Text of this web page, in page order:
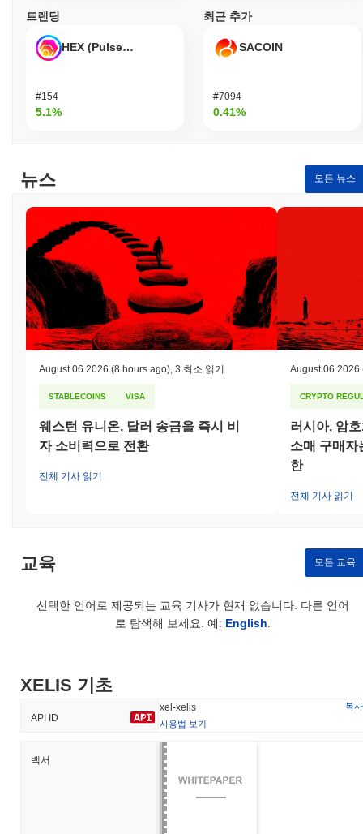
모델은 참여자가 토큰을 스테이킹하여 검증자가 될 수 있도록 하여
증 및 데이터 무결성을 보장하기 위해 타원 곡선 디지털 서명 알고
리즘(ECDSA)과 같은 고급 암호화 기술을 활용합니다. 검증자에
또한, 이 프로토콜은 악의적인 행동이나 거래를 올바르게 검증하지
못한 경우에 대한 처벌 메커니즘을 포함하여 사기나 태만 시도를
더욱 높여 잠재적인 취약점이나 공격에 대해 강력하게 유지되도록
합니다.
XELIS는 어떤 논란이나 위험에 직면했나요?
XELIS는 주로 기술적 취약성과 시장 변동성과 관련된 몇 가지 위
험에 직면했습니다. 2023년 초, 이 프로젝트는 사용자 자금에 일시
적으로 영향을 미친 스마트 계약 취약점과 관련된 경미한 보안 사
건을 보고했습니다. 개발 팀은 영향을 받은 계약에 대한 패치를 구
현하고 추가 취약점을 식별하고 수정하기 위해 철저한 감사를 수행
하여 신속하게 대응했습니다. 또한, 잠재적인 문제를 보고하도록
커뮤니티 구성원에게 인센티브를 제공하는 버그 바운티 프로그램
법적 환경에서 운영되고 있으며, 이는 다양한 관할권에 대한 준수
다. XELIS에 대한 지속적인 위험에는 시장 변동성과 블록체인 기
술과 관련된 고유한 기술적 위험이 포함되며, 이는 잠재적인 미래
의 취약점이나 거버넌스 분쟁을 포함합니다. 팀은 정기적인 감사,
커뮤니티 참여 및 보안을 강화하고 사용자 신뢰를 높이기 위한 적
XELIS (XEL)는 어디에서 구매할 수 있나요?
XELIS (XEL)는 centralized 암호화폐 거래소에서 널리 이용할 수
있습니다. 가장 활발한 플랫폼은
CoinEx 이며,XEL/USDT
거래 쌍
은 24시간 거래량이$2,638.79이상을 기록했습니다. 다른 거래소
XELIS의 현재 일일 거래량은 얼마인가요?
지난 24시간 동안 XELIS의 거래량은
112.27%
증가를 보여줍니다. 이는 거래 활동의 단기적인 증가를
XELIS의 가격 범위 기록은 무엇인가요?
$0.190904
트렌딩
HEX (Pulsechain)
#154
5.1%
최근 추가
SACOIN
#7094
0.41%
뉴스 모든 뉴스
August 06 2026 (8 hours ago) 3 최소 읽기
STABLECOINS VISA
웨스턴 유니온, 달러 송금을 즉시 비
자 소비력으로 전환
전체 기사 읽기
August 06 2026
CRYPTO
러시아, 암
소매 구매자
한
전체 기사 읽기
교육 모든 교육
선택한 언어로 제공되는 교육 기사가 현재 없습니다. 다른 언어
로 탐색해 보세요. 예: English
XELIS 기초
API ID
xel-xelis
복사
사용법 보기
백서